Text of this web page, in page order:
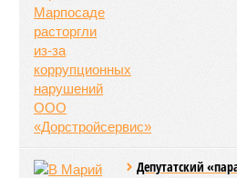
Депутатский